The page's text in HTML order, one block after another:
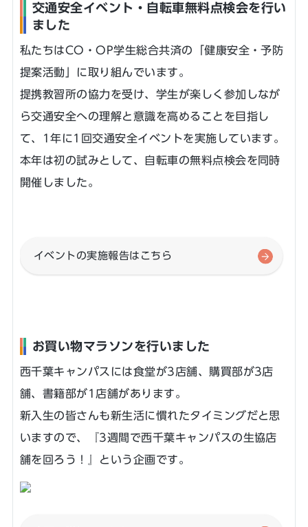
交通安全イベント・自転車無料点検会を行い
ました
私たちはCO・OP学生総合共済の「健康安全・予防
提案活動」に取り組んでいます。
提携教習所の協力を受け、学生が楽しく参加しなが
ら交通安全への理解と意識を高めることを目指し
て、1年に1回交通安全イベントを実施しています。
本年は初の試みとして、自転車の無料点検会を同時
開催しました。
イベントの実施報告はこちら
お買い物マラソンを行いました
西千葉キャンパスには食堂が3店舗、購買部が3店
舗、書籍部が1店舗があります。
新入生の皆さんも新生活に慣れたタイミングだと思
いますので、『3週間で西千葉キャンパスの生協店
舗を回ろう！』という企画です。